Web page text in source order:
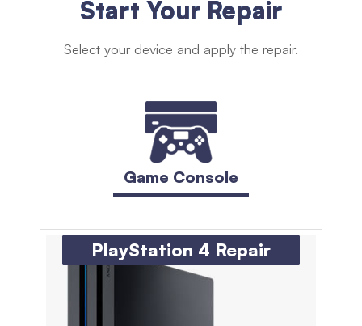
Start Your Repair
Select your device and apply the repair.
Game Console
PlayStation 4 Repair